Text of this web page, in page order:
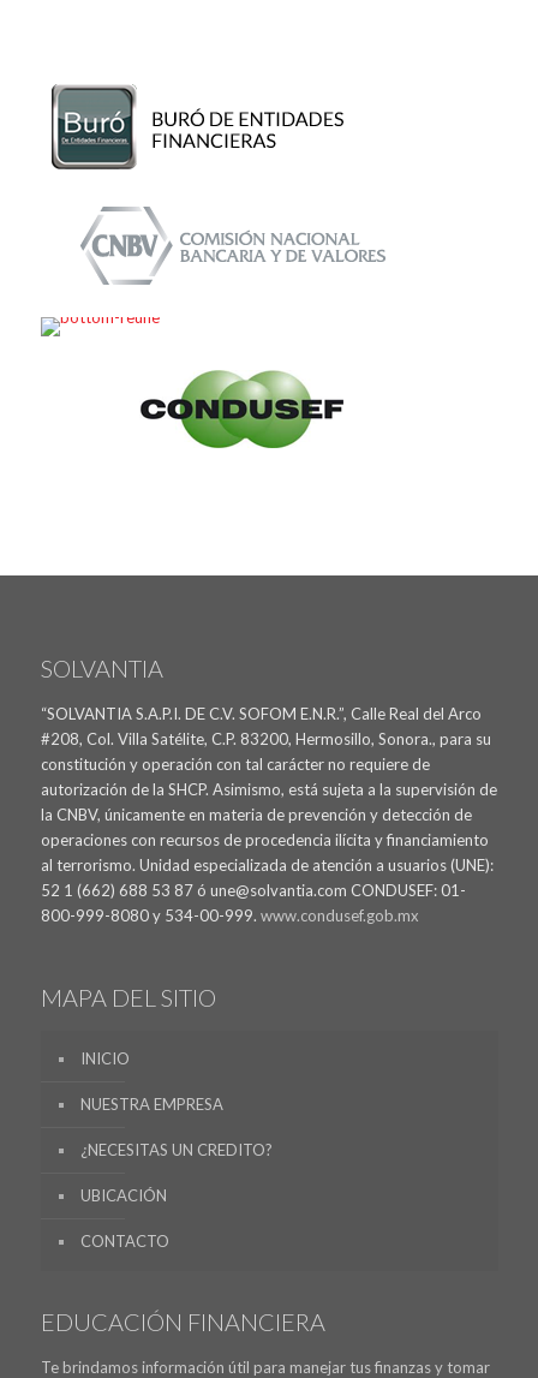
SOLVANTIA
“SOLVANTIA S.A.P.I. DE C.V. SOFOM E.N.R.”, Calle Real del Arco
#208, Col. Villa Satélite, C.P. 83200, Hermosillo, Sonora., para su
constitución y operación con tal carácter no requiere de
autorización de la SHCP. Asimismo, está sujeta a la supervisión de
la CNBV, únicamente en materia de prevención y detección de
operaciones con recursos de procedencia ilícita y financiamiento
al terrorismo. Unidad especializada de atención a usuarios (UNE):
52 1 (662) 688 53 87 ó une@solvantia.com CONDUSEF: 01-
800-999-8080 y 534-00-999. www.condusef.gob.mx
MAPA DEL SITIO
INICIO
NUESTRA EMPRESA
¿NECESITAS UN CREDITO?
UBICACIÓN
CONTACTO
EDUCACIÓN FINANCIERA
Te brindamos información útil para manejar tus finanzas y tomar